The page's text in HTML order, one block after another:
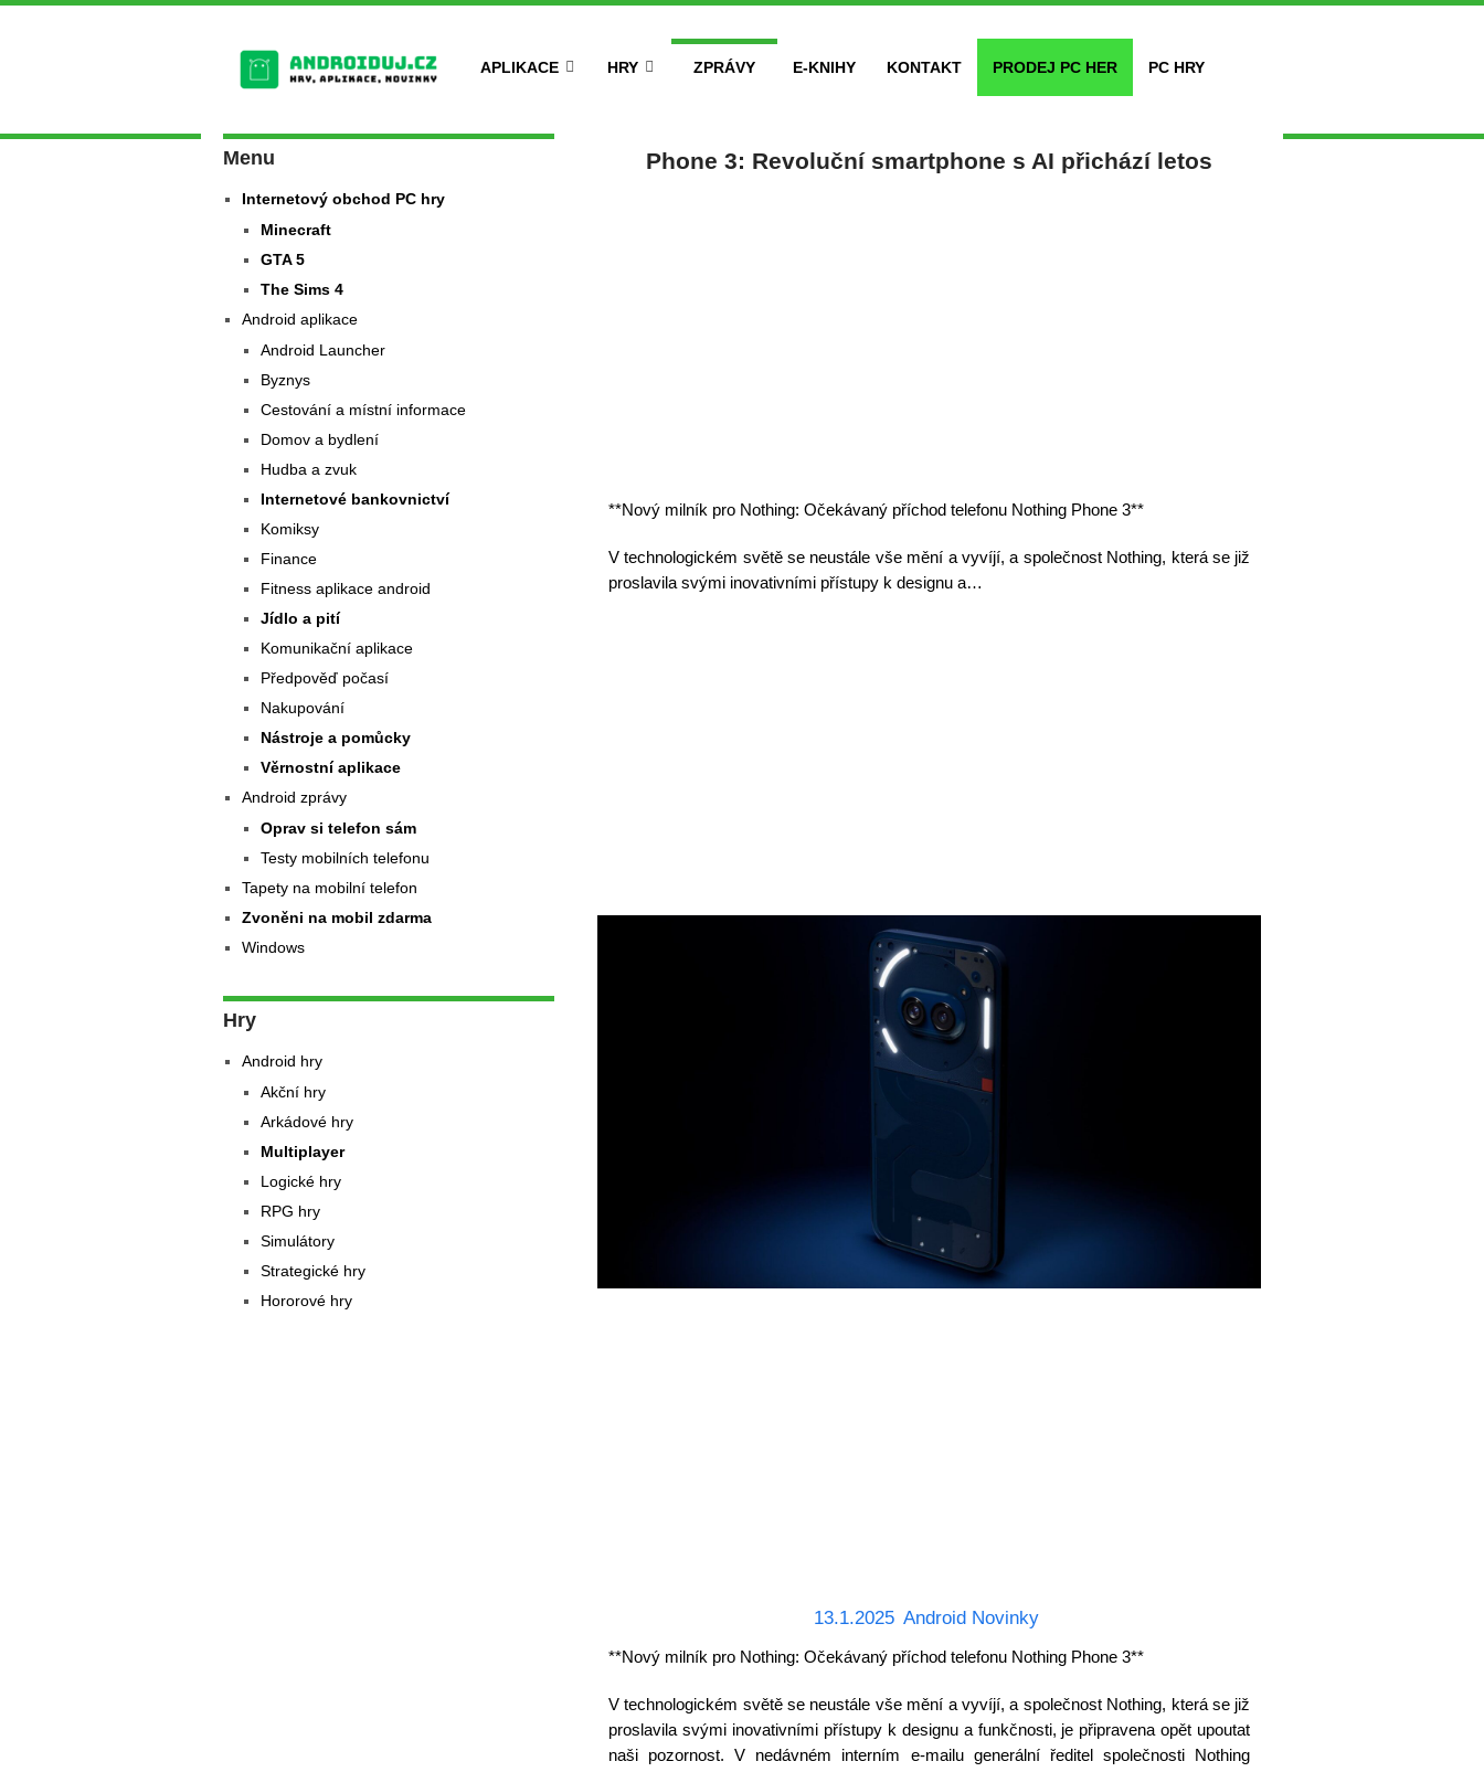
APLIKACE HRY ZPRÁVY E-KNIHY KONTAKT PRODEJ PC HER PC HRY
Phone 3: Revoluční smartphone s AI přichází letos
**Nový milník pro Nothing: Očekávaný příchod telefonu Nothing Phone 3**
V technologickém světě se neustále vše mění a vyvíjí, a společnost Nothing, která se již
proslavila svými inovativními přístupy k designu a…
13.1.2025 Android Novinky
**Nový milník pro Nothing: Očekávaný příchod telefonu Nothing Phone 3**
V technologickém světě se neustále vše mění a vyvíjí, a společnost Nothing, která se již
proslavila svými inovativními přístupy k designu a funkčnosti, je připravena opět upoutat
naši pozornost. V nedávném interním e-mailu generální ředitel společnosti Nothing
Menu
Internetový obchod PC hry
Minecraft
GTA 5
The Sims 4
Android aplikace
Android Launcher
Byznys
Cestování a místní informace
Domov a bydlení
Hudba a zvuk
Internetové bankovnictví
Komiksy
Finance
Fitness aplikace android
Jídlo a pití
Komunikační aplikace
Předpověď počasí
Nakupování
Nástroje a pomůcky
Věrnostní aplikace
Android zprávy
Oprav si telefon sám
Testy mobilních telefonu
Tapety na mobilní telefon
Zvoněni na mobil zdarma
Windows
Hry
Android hry
Akční hry
Arkádové hry
Multiplayer
Logické hry
RPG hry
Simulátory
Strategické hry
Hororové hry